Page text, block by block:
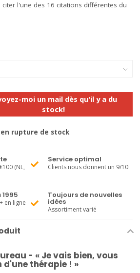
l'une des 16 citations différentes du
moi un mail dès qu'il y a du
stock!
rupture de stock
(NL,
Service optimal
Clients nous donnent un 9/10
en ligne
Toujours de nouvelles
idées
Assortiment varié
- « Je vais bien, vous
d'une thérapie ! »